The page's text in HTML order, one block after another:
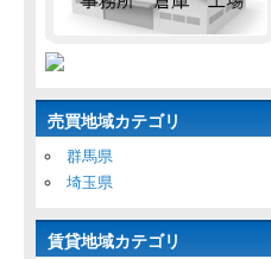
売買地域カテゴリ
群馬県
埼玉県
賃貸地域カテゴリ